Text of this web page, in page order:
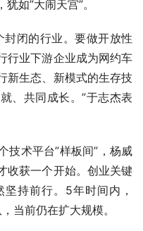
如”大闹天宫”。
封闭的行业。要做开放性
行业下游企业成为网约车
新生态、新模式的生存技
、共同成长。”于志杰表
技术平台”样板间”，杨威
收获一个开始。创业关键
持前行。5年时间内，
当前仍在扩大规模。